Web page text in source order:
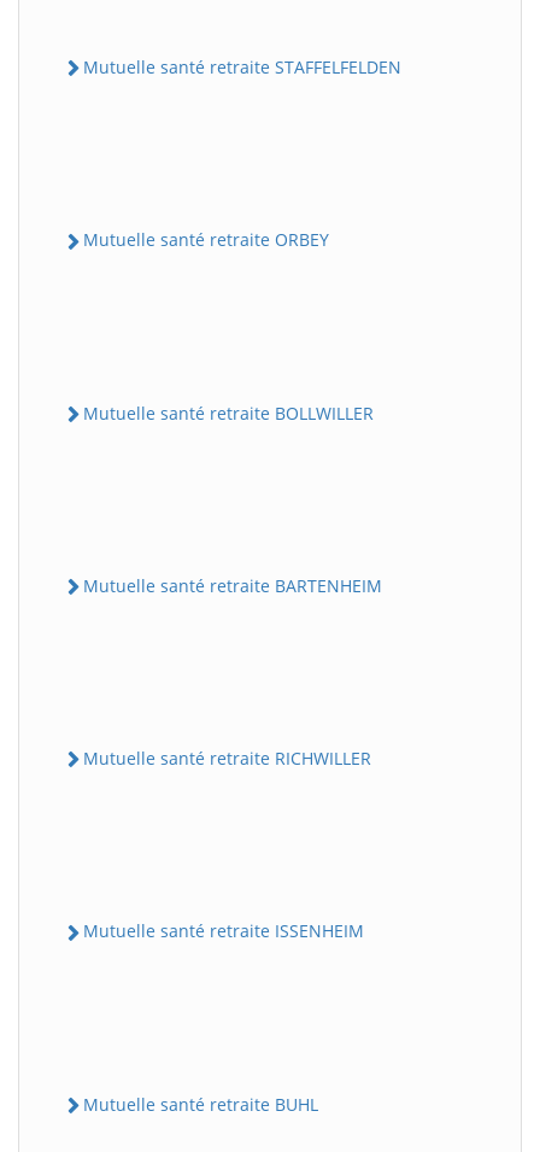
Mutuelle santé retraite STAFFELFELDEN
Mutuelle santé retraite ORBEY
Mutuelle santé retraite BOLLWILLER
Mutuelle santé retraite BARTENHEIM
Mutuelle santé retraite RICHWILLER
Mutuelle santé retraite ISSENHEIM
Mutuelle santé retraite BUHL